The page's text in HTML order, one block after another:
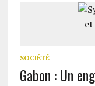
SOCIÉTÉ
Gabon : Un